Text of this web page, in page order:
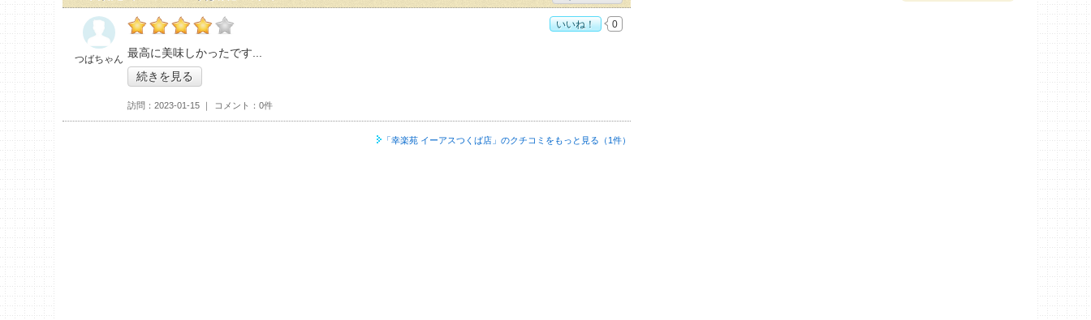
の「幸楽苑 イーアスつくば店」おすすめ度：
最高に美味しかったです
続きを見る
訪問 2023-01-15 コメント 0件
つばちゃん
いいね！ 0
「幸楽苑 イーアスつくば店」のクチコミをもっと見る（1件）